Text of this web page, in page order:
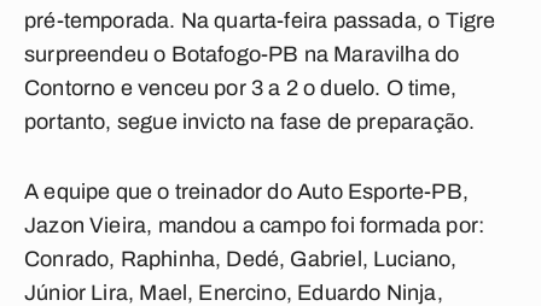
pré-temporada. Na quarta-feira passada, o Tigre
surpreendeu o Botafogo-PB na Maravilha do
Contorno e venceu por 3 a 2 o duelo. O time,
portanto, segue invicto na fase de preparação.
A equipe que o treinador do Auto Esporte-PB,
Jazon Vieira, mandou a campo foi formada por:
Conrado, Raphinha, Dedé, Gabriel, Luciano,
Júnior Lira, Mael, Enercino, Eduardo Ninja,